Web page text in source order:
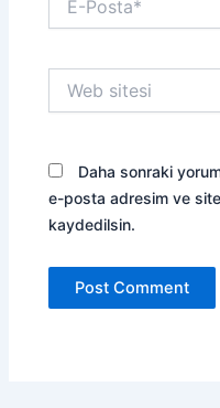
Posta*
sitesi
Daha sonraki
e-posta adresim ve
kaydedilsin.